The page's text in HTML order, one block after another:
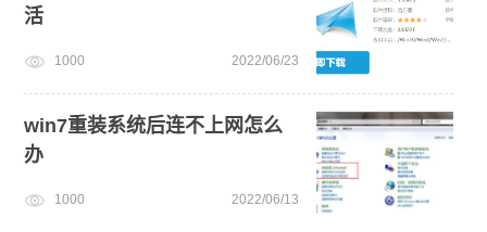
活
1000 2022/06/23
win7重装系统后连不上网怎么
办
1000 2022/06/13